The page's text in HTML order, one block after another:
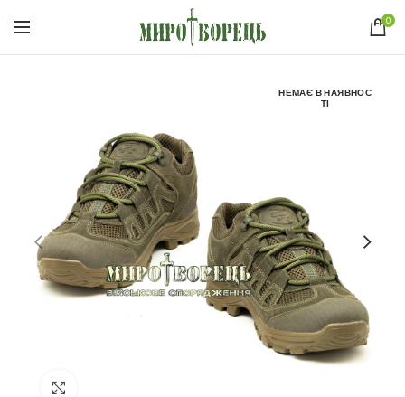
0
НЕМАЄ В НАЯВНОС
ТІ